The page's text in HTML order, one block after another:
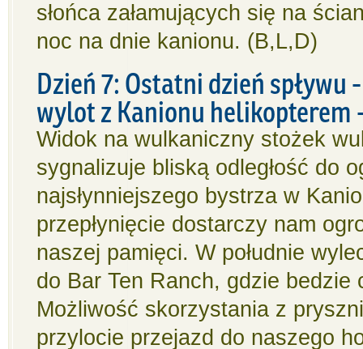
słońca załamujących się na
noc na dnie kanionu. (B,L,D)
Dzień 7: Ostatni dzień spływu
wylot z Kanionu helikopterem
Widok na wulkaniczny stożek
sygnalizuje bliską odległość do
najsłynniejszego bystrza w
przepłynięcie dostarczy nam
naszej pamięci. W południe
do Bar Ten Ranch, gdzie bedzie
Możliwość skorzystania z
przylocie przejazd do naszego